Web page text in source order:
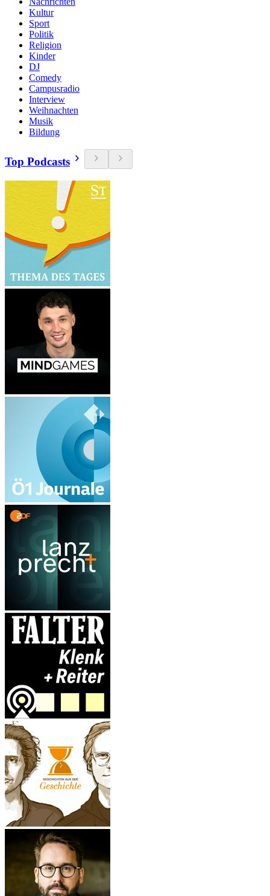
Kultur
Sport
Politik
Religion
Kinder
DJ
Comedy
Campusradio
Interview
Weihnachten
Musik
Bildung
Top Podcasts